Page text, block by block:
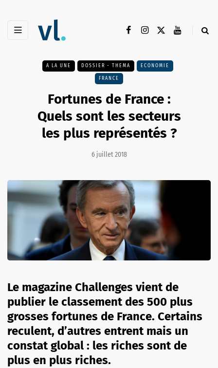
A LA UNE DOSSIER - THEMA ECONOMIE
FRANCE
Fortunes de France :
Quels sont les secteurs
les plus représentés ?
6 juillet 2018
Le magazine Challenges vient de
publier le classement des 500 plus
grosses fortunes de France. Certains
reculent, d’autres entrent mais un
constat global : les riches sont de
plus en plus riches.